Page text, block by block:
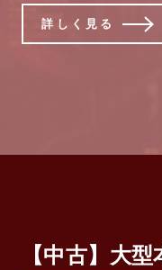
詳しく見る
【中古】大